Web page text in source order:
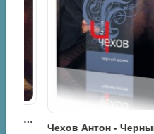
Чехов Антон - Черный монах